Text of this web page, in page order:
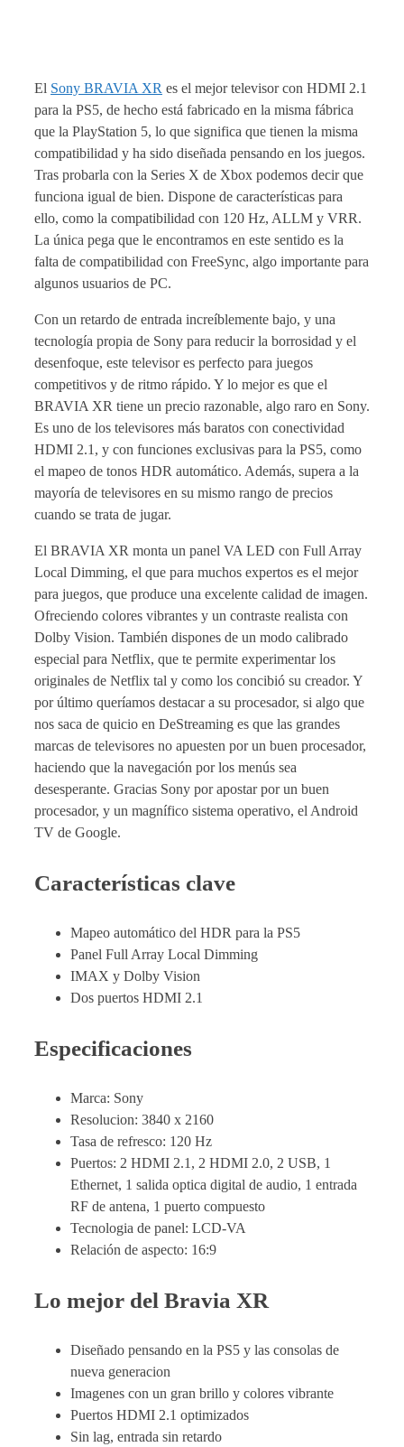
El Sony BRAVIA XR es el mejor televisor con HDMI 2.1
para la PS5, de hecho está fabricado en la misma fábrica
que la PlayStation 5, lo que significa que tienen la misma
compatibilidad y ha sido diseñada pensando en los juegos.
Tras probarla con la Series X de Xbox podemos decir que
funciona igual de bien. Dispone de características para
ello, como la compatibilidad con 120 Hz, ALLM y VRR.
La única pega que le encontramos en este sentido es la
falta de compatibilidad con FreeSync, algo importante para
algunos usuarios de PC.
Con un retardo de entrada increíblemente bajo, y una
tecnología propia de Sony para reducir la borrosidad y el
desenfoque, este televisor es perfecto para juegos
competitivos y de ritmo rápido. Y lo mejor es que el
BRAVIA XR tiene un precio razonable, algo raro en Sony.
Es uno de los televisores más baratos con conectividad
HDMI 2.1, y con funciones exclusivas para la PS5, como
el mapeo de tonos HDR automático. Además, supera a la
mayoría de televisores en su mismo rango de precios
cuando se trata de jugar.
El BRAVIA XR monta un panel VA LED con Full Array
Local Dimming, el que para muchos expertos es el mejor
para juegos, que produce una excelente calidad de imagen.
Ofreciendo colores vibrantes y un contraste realista con
Dolby Vision. También dispones de un modo calibrado
especial para Netflix, que te permite experimentar los
originales de Netflix tal y como los concibió su creador. Y
por último queríamos destacar a su procesador, si algo que
nos saca de quicio en DeStreaming es que las grandes
marcas de televisores no apuesten por un buen procesador,
haciendo que la navegación por los menús sea
desesperante. Gracias Sony por apostar por un buen
procesador, y un magnífico sistema operativo, el Android
TV de Google.
Características clave
Mapeo automático del HDR para la PS5
Panel Full Array Local Dimming
IMAX y Dolby Vision
Dos puertos HDMI 2.1
Especificaciones
Marca: Sony
Resolucion: 3840 x 2160
Tasa de refresco: 120 Hz
Puertos: 2 HDMI 2.1, 2 HDMI 2.0, 2 USB, 1
Ethernet, 1 salida optica digital de audio, 1 entrada
RF de antena, 1 puerto compuesto
Tecnologia de panel: LCD-VA
Relación de aspecto: 16:9
Lo mejor del Bravia XR
Diseñado pensando en la PS5 y las consolas de
nueva generacion
Imagenes con un gran brillo y colores vibrante
Puertos HDMI 2.1 optimizados
Sin lag, entrada sin retardo